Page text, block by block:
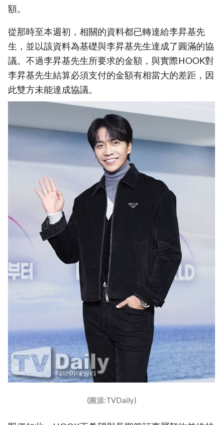
額。
從那時至本週初，相關的資料都已轉達給李昇基先
生，並以該資料為基礎與李昇基先生達成了圓滿的協
議。不過李昇基先生所要求的金額，與實際HOOK對
李昇基先生結算必須支付的金額有相當大的差距，因
此雙方未能達成協議。
(圖源:TVDaily)